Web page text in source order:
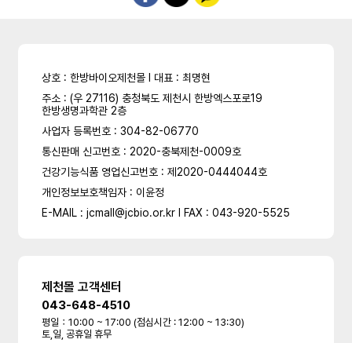
상호 : 한방바이오제천몰 l 대표 : 최명현
주소 : (우 27116) 충청북도 제천시 한방엑스포로19
한방생명과학관 2층
사업자 등록번호 : 304-82-06770
통신판매 신고번호 : 2020-충북제천-0009호
건강기능식품 영업신고번호 : 제2020-0444044호
개인정보보호책임자 : 이윤정
E-MAIL : jcmall@jcbio.or.kr l FAX : 043-920-5525
제천몰 고객센터
043-648-4510
평일：10:00 ~ 17:00 (점심시간 : 12:00 ~ 13:30)
토,일, 공휴일 휴무